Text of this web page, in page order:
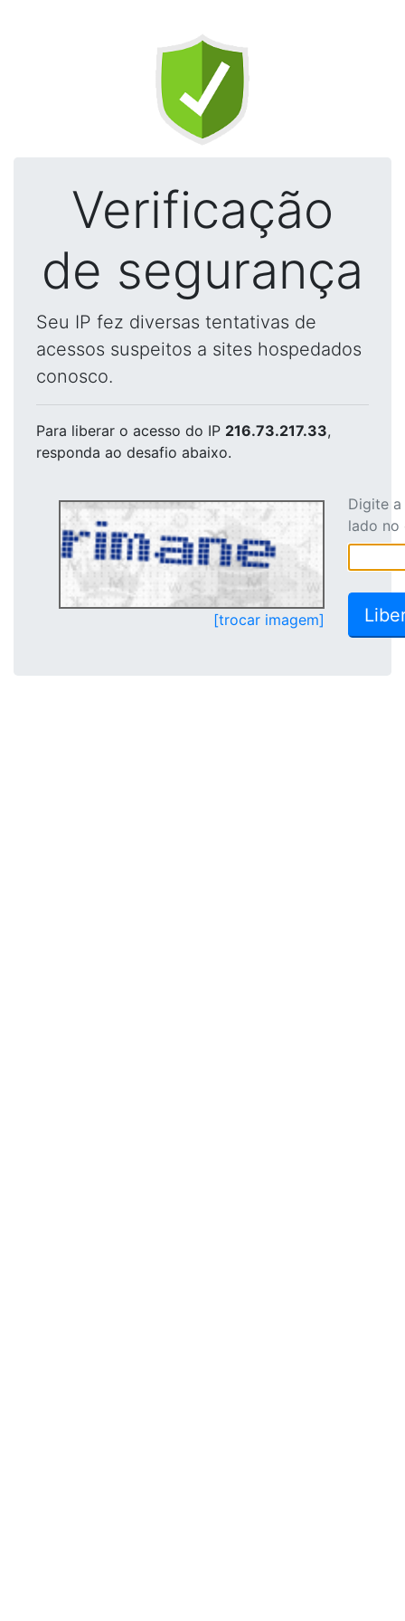
Verificação
de segurança
Seu IP fez diversas tentativas de
acessos suspeitos a sites hospedados
conosco.
Para liberar o acesso do IP 216.73.217.33,
responda ao desafio abaixo.
[trocar imagem]
Digite
lado no